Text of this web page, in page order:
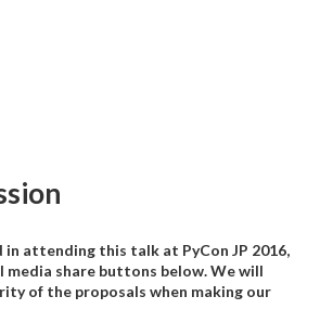
attending this talk at PyCon JP 2016,
media share buttons below. We will
of the proposals when making our